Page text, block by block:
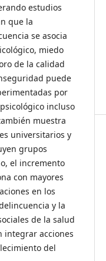
estudios
que la
se asocia
miedo
de la calidad
puede
por
incluso
muestra
universitarios y
grupos
el incremento
con mayores
en los
y la
de la salud
integrar acciones
del